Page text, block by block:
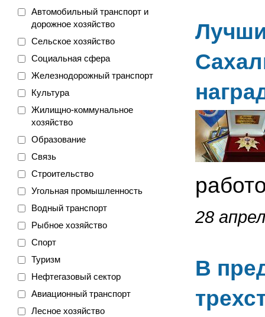
Автомобильный транспорт и
дорожное хозяйство
Сельское хозяйство
Социальная сфера
Железнодорожный транспорт
Культура
Жилищно-коммунальное
хозяйство
Образование
Связь
Строительство
Угольная промышленность
Водный транспорт
Рыбное хозяйство
Спорт
Туризм
Нефтегазовый сектор
Авиационный транспорт
Лесное хозяйство
28
В